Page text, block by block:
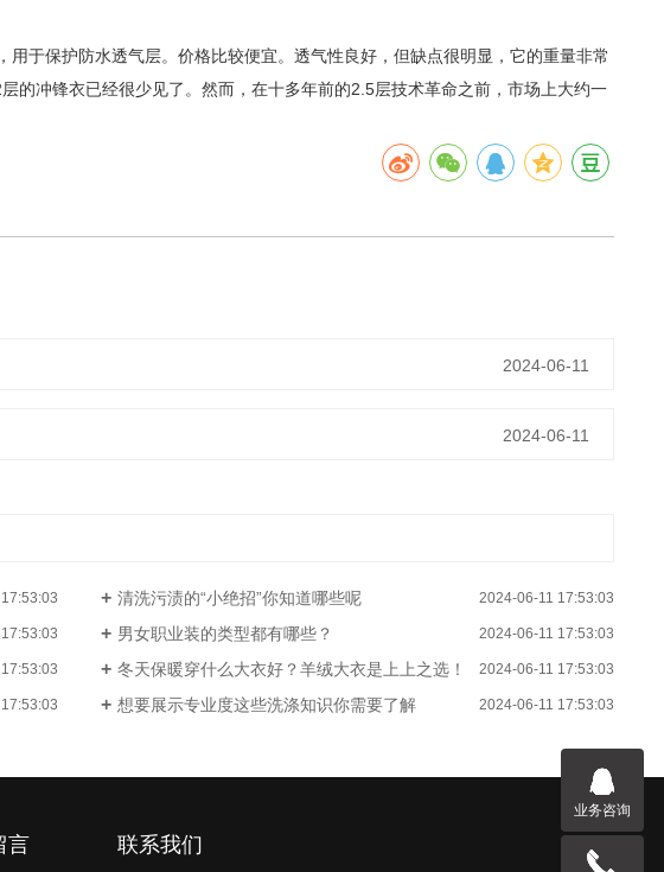
保护防水透气层。价格比较便宜。透气性良好，但缺点很明显，它的重量非常
的冲锋衣已经很少见了。然而，在十多年前的2.5层技术革命之前，市场上大约一
2024-06-11
2024-06-11
清洗污渍的“小绝招”你知道哪些呢 2024-06-11 17:53:03
男女职业装的类型都有哪些？ 2024-06-11 17:53:03
冬天保暖穿什么大衣好？羊绒大衣是上上之选！ 2024-06-11 17:53:03
想要展示专业度这些洗涤知识你需要了解 2024-06-11 17:53:03
言 联系我们
业务咨询